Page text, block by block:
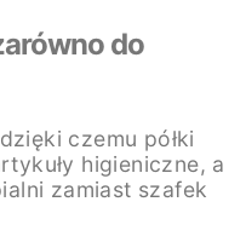
do
czemu półki
higieniczne, a
zamiast szafek